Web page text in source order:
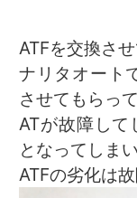
ATFを交換させ
ナリタオート
させてもらっ
ATが故障し
となってしまい
ATFの劣化は